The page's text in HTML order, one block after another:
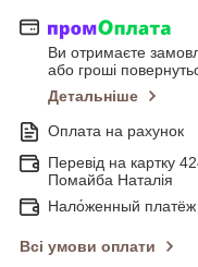
Ви отримаєте
або гроші
Детальніше
Оплата на рахунок
Перевід на картку
Помайба Наталія
Нало́женный
Всі умови оплати